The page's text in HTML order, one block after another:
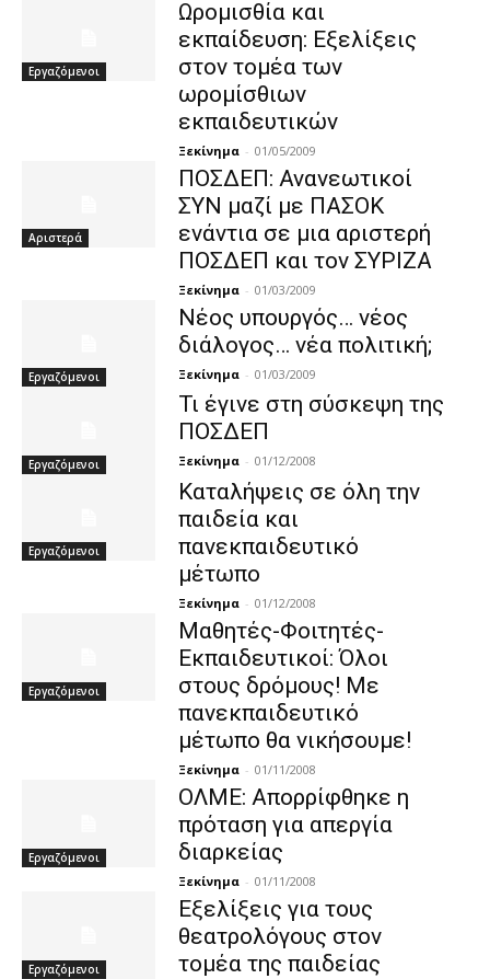
Εργαζόμενοι
Ωρομισθία και
εκπαίδευση: Εξελίξεις
στον τομέα των
ωρομίσθιων
εκπαιδευτικών
Ξεκίνημα - 01/05/2009
Αριστερά
ΠΟΣΔΕΠ: Ανανεωτικοί
ΣΥΝ μαζί με ΠΑΣΟΚ
ενάντια σε μια αριστερή
ΠΟΣΔΕΠ και τον ΣΥΡΙΖΑ
Ξεκίνημα - 01/03/2009
Εργαζόμενοι
Nέος υπουργός… vέος
διάλογος… νέα πολιτική;
Ξεκίνημα - 01/03/2009
Εργαζόμενοι
Τι έγινε στη σύσκεψη της
ΠΟΣΔΕΠ
Ξεκίνημα - 01/12/2008
Εργαζόμενοι
Kαταλήψεις σε όλη την
παιδεία και
πανεκπαιδευτικό
μέτωπο
Ξεκίνημα - 01/12/2008
Εργαζόμενοι
Μαθητές-Φοιτητές-
Εκπαιδευτικοί: Όλοι
στους δρόμους! Με
πανεκπαιδευτικό
μέτωπο θα νικήσουμε!
Ξεκίνημα - 01/11/2008
Εργαζόμενοι
ΟΛΜΕ: Απορρίφθηκε η
πρόταση για απεργία
διαρκείας
Ξεκίνημα - 01/11/2008
Εργαζόμενοι
Εξελίξεις για τους
θεατρολόγους στον
τομέα της παιδείας